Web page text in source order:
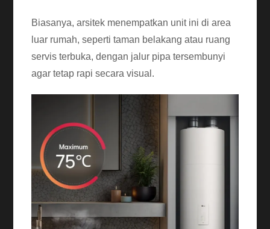
Biasanya, arsitek menempatkan unit ini di area
luar rumah, seperti taman belakang atau ruang
servis terbuka, dengan jalur pipa tersembunyi
agar tetap rapi secara visual.